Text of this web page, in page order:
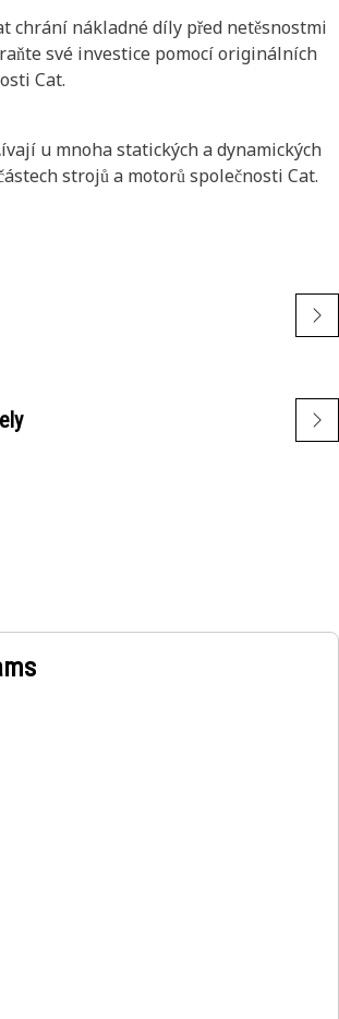
chrání nákladné díly před netěsnostmi
své investice pomocí originálních
Cat.
u mnoha statických a dynamických
strojů a motorů společnosti Cat.